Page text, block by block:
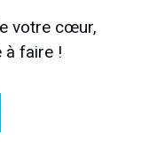
votre cœur,
à faire !